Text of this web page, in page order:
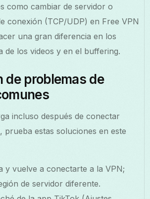
como cambiar de servidor o
conexión (TCP/UDP) en Free VPN
una gran diferencia en los
de los videos y en el buffering.
de problemas de
incluso después de conectar
prueba estas soluciones en este
y vuelve a conectarte a la VPN;
de servidor diferente.